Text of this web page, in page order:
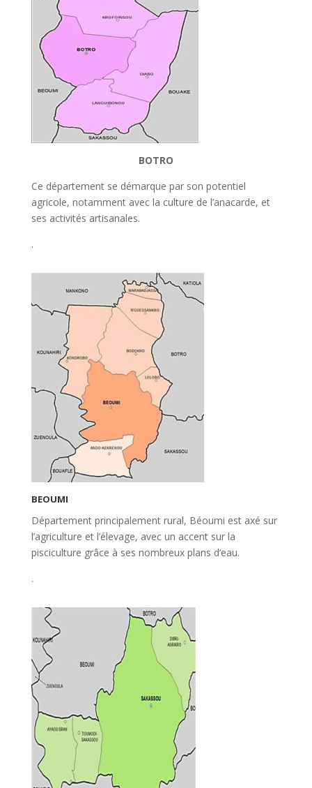
BOTRO
Ce département se démarque par son potentiel
agricole, notamment avec la culture de l’anacarde, et
ses activités artisanales.
.
BEOUMI
Département principalement rural, Béoumi est axé sur
l’agriculture et l’élevage, avec un accent sur la
pisciculture grâce à ses nombreux plans d’eau.
.